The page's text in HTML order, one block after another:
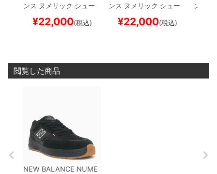
ンス ヌメリック シュー
ズ スニーカー ANDREW
REYNOLDS 933NM93
¥22,000(税込)
ンス ヌメリック シュー
ズ スニーカー ANDREW
REYNOLDS 933NM93
¥22,000(税込)
ンス
閲覧した商品
NEW BALANCE NUME